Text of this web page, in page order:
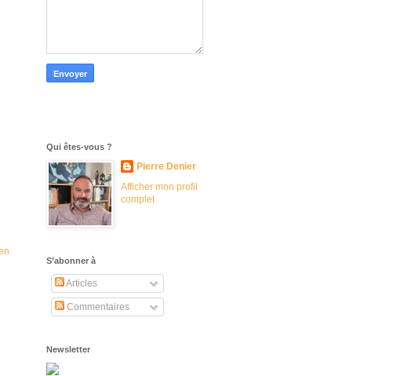
Qui êtes-vous ?
Pierre Denier
Afficher mon profil
complet
S’abonner à
Articles
Commentaires
Newsletter